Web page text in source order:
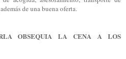
de una buena oferta.
OBSEQUIA LA CENA A LOS